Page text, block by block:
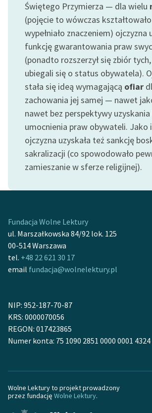
twórców przechodzących
do domeny publicznej,
lektur szkolnych oraz
Starego Testamentu
Odkurzamy bohaterów
Szkoła Poezji Wolnych
O nas
Kontakt
O projekcie
Wolnych Lektur
Logotypy
Materiały promocyjne
Regulamin biblioteki
Dane fundacji i
sprawozdania finansowe
Informacja o treściach
wrażliwych
Świętego Przymierza — dla wielu
(pojęcie to wówczas
wypełniało znaczeniem) ojczyzna
funkcję gwarantowania praw
(ponadto rozszerzył się zbiór
ubiegali się o status obywatela).
stała się ideą wymagającą ofiar
zachowania jej samej — nawet
nawet bez perspektywy uzyskania
umocnienia praw obywateli. Jako
ojczyzna uzyskała też sankcję
sakralizacji (co spowodowało
zamieszanie w sferze religijnej).
Fundacja Wolne Lektury
ul. Marszałkowska 84/92 lok. 125
00-514 Warszawa
tel. +48 22 621 30 17
email fundacja@wolnelektury.pl
NIP: 952-187-70-87
KRS: 0000070056
REGON: 017423865
Numer konta: 75 1090 2851 0000 0001 4324
Wolne Lektury to projekt prowadzony
przez fundację Wolne Lektury.